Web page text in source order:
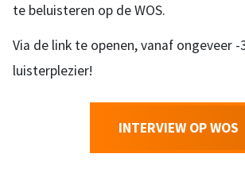
te beluisteren op de WOS.
Via de link te openen, vanaf ongeveer -
luisterplezier!
INTERVIEW OP WOS